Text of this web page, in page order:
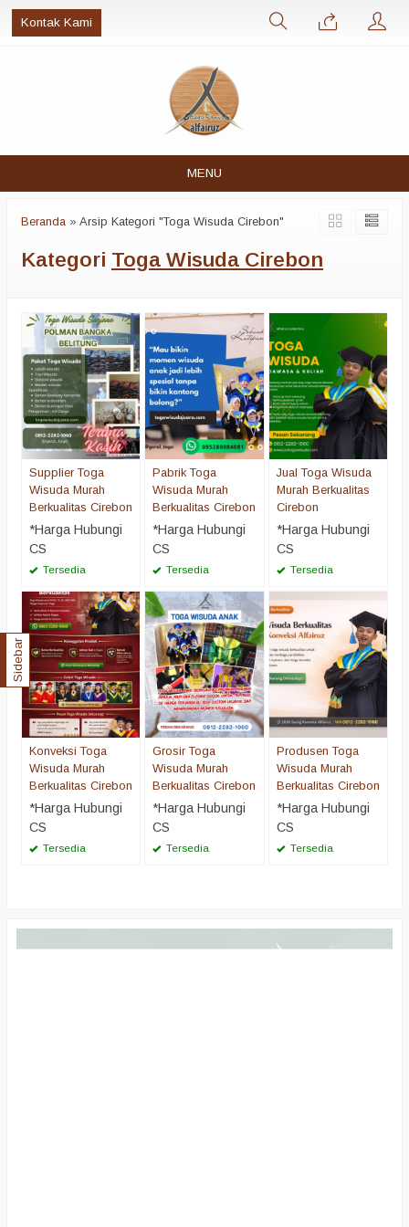
Kontak Kami
MENU
Beranda » Arsip Kategori "Toga Wisuda Cirebon"
Kategori Toga Wisuda Cirebon
Supplier Toga
Wisuda Murah
Berkualitas Cirebon
*Harga Hubungi
CS
Tersedia
Pabrik Toga
Wisuda Murah
Berkualitas Cirebon
*Harga Hubungi
CS
Tersedia
Jual Toga Wisuda
Murah Berkualitas
Cirebon
*Harga Hubungi
CS
Tersedia
Konveksi Toga
Wisuda Murah
Berkualitas Cirebon
*Harga Hubungi
CS
Tersedia
Grosir Toga
Wisuda Murah
Berkualitas Cirebon
*Harga Hubungi
CS
Tersedia
Produsen Toga
Wisuda Murah
Berkualitas Cirebon
*Harga Hubungi
CS
Tersedia
Sidebar